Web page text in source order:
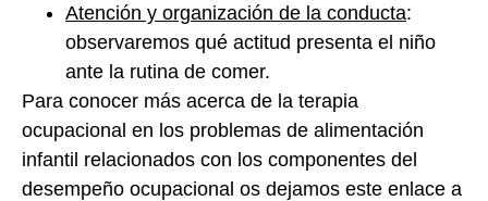
Atención y organización de la conducta:
observaremos qué actitud presenta el niño
ante la rutina de comer.
Para conocer más acerca de la terapia
ocupacional en los problemas de alimentación
infantil relacionados con los componentes del
desempeño ocupacional os dejamos este enlace a